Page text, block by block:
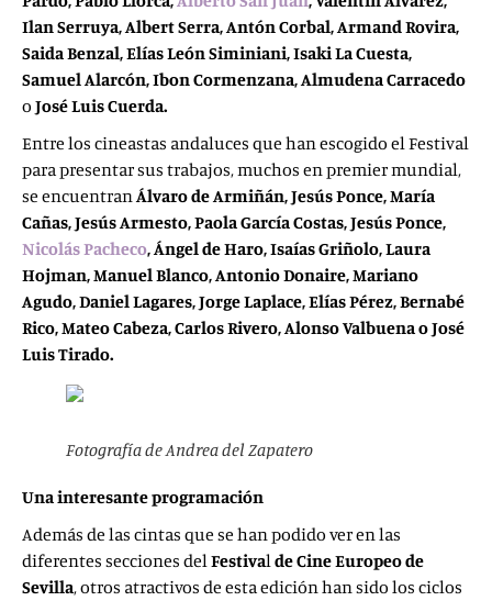
Ilan Serruya, Albert Serra, Antón Corbal, Armand Rovira,
Saida Benzal, Elías León Siminiani, Isaki La Cuesta,
Samuel Alarcón, Ibon Cormenzana, Almudena Carracedo
o José Luis Cuerda.
Entre los cineastas andaluces que han escogido el Festival
para presentar sus trabajos, muchos en premier mundial,
se encuentranÁlvaro de Armiñán, Jesús Ponce, María
Cañas, Jesús Armesto, Paola García Costas, Jesús Ponce,
Nicolás Pacheco, Ángel de Haro, Isaías Griñolo, Laura
Hojman, Manuel Blanco, Antonio Donaire, Mariano
Agudo, Daniel Lagares, Jorge Laplace, Elías Pérez, Bernabé
Rico, Mateo Cabeza, Carlos Rivero, Alonso Valbuena o José
Luis Tirado.
Fotografía de Andrea del Zapatero
Una interesante programación
Además de las cintas que se han podido ver en las
diferentes secciones delFestivalde Cine Europeo de
Sevilla, otros atractivos de esta edición han sido los ciclos